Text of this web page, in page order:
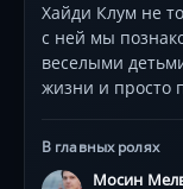
Хайди Клум не
с ней мы
веселыми
жизни и просто
В главных ролях
Мосин